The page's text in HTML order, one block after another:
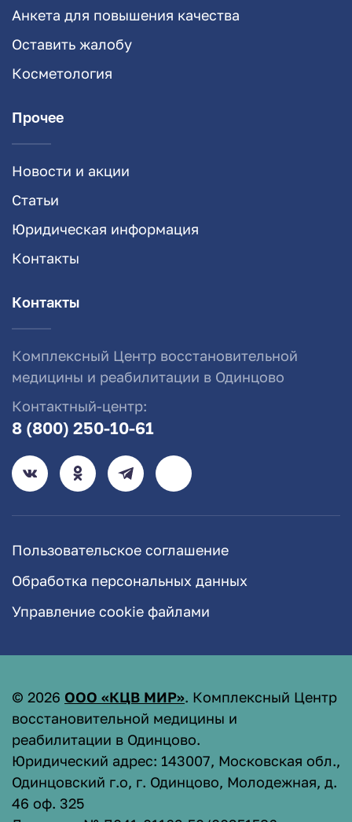
Анкета для повышения качества
Оставить жалобу
Косметология
Прочее
Новости и акции
Статьи
Юридическая информация
Контакты
Контакты
Комплексный Центр восстановительной
медицины и реабилитации в Одинцово
Контактный-центр:
8 (800) 250-10-61
Пользовательское соглашение
Обработка персональных данных
Управление cookie файлами
© 2026 ООО «КЦВ МИР». Комплексный Центр
восстановительной медицины и
реабилитации в Одинцово.
Юридический адрес: 143007, Московская обл.,
Одинцовский г.о, г. Одинцово, Молодежная, д.
46 оф. 325